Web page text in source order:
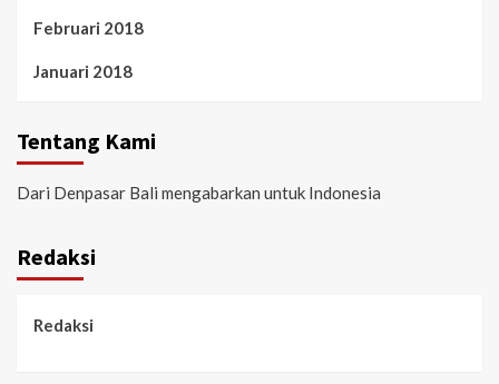
Februari 2018
Januari 2018
Tentang Kami
Dari Denpasar Bali mengabarkan untuk Indonesia
Redaksi
Redaksi